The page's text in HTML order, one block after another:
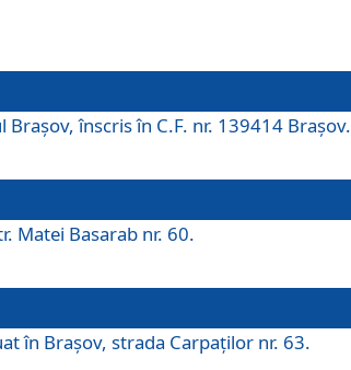
înscris în C.F. nr. 139414 Brașov.
Matei Basarab nr. 60.
în Brașov, strada Carpaților nr. 63.